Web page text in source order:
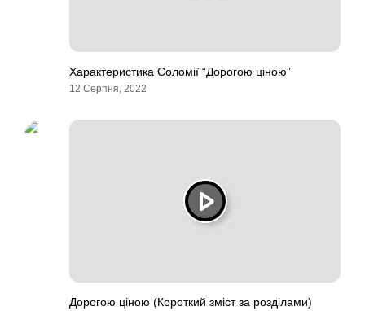
Характеристика Соломії “Дорогою ціною”
12 Серпня, 2022
Дорогою ціною (Короткий зміст за розділами)